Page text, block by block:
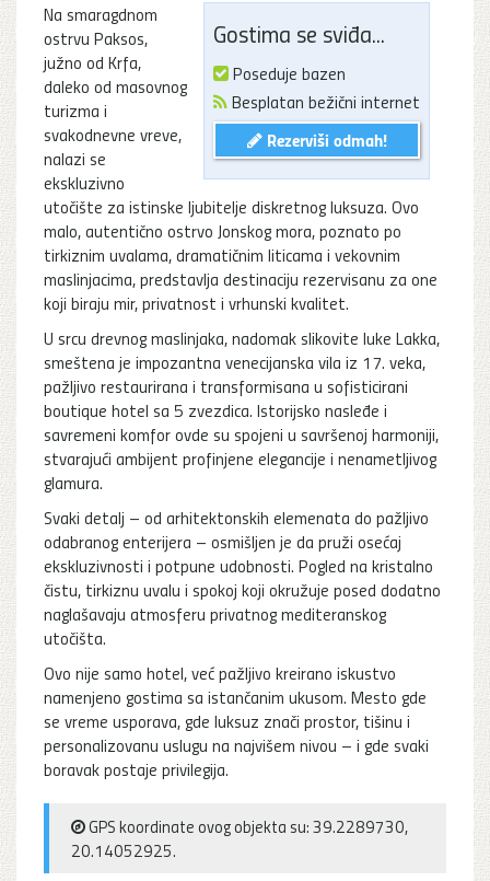
Gostima se sviđa...
Poseduje bazen
Besplatan bežični internet
Rezerviši odmah!
Na smaragdnom
ostrvu Paksos,
južno od Krfa,
daleko od masovnog
turizma i
svakodnevne vreve,
nalazi se
ekskluzivno
utočište za istinske ljubitelje diskretnog luksuza. Ovo
malo, autentično ostrvo Jonskog mora, poznato po
tirkiznim uvalama, dramatičnim liticama i vekovnim
maslinjacima, predstavlja destinaciju rezervisanu za one
koji biraju mir, privatnost i vrhunski kvalitet.
U srcu drevnog maslinjaka, nadomak slikovite luke Lakka,
smeštena je impozantna venecijanska vila iz 17. veka,
pažljivo restaurirana i transformisana u sofisticirani
boutique hotel sa 5 zvezdica. Istorijsko nasleđe i
savremeni komfor ovde su spojeni u savršenoj harmoniji,
stvarajući ambijent profinjene elegancije i nenametljivog
glamura.
Svaki detalj – od arhitektonskih elemenata do pažljivo
odabranog enterijera – osmišljen je da pruži osećaj
ekskluzivnosti i potpune udobnosti. Pogled na kristalno
čistu, tirkiznu uvalu i spokoj koji okružuje posed dodatno
naglašavaju atmosferu privatnog mediteranskog
utočišta.
Ovo nije samo hotel, već pažljivo kreirano iskustvo
namenjeno gostima sa istančanim ukusom. Mesto gde
se vreme usporava, gde luksuz znači prostor, tišinu i
personalizovanu uslugu na najvišem nivou – i gde svaki
boravak postaje privilegija.
GPS koordinate ovog objekta su: 39.2289730,
20.14052925.